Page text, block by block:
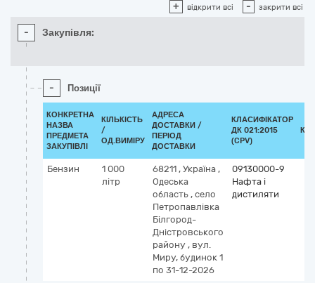
+ відкрити всі - закрити всі
- Закупівля:
- Позиції
КОНКРЕТНА
НАЗВА
ПРЕДМЕТА
ЗАКУПІВЛІ
КІЛЬКІСТЬ
/
ОД.ВИМІРУ
АДРЕСА
ДОСТАВКИ /
ПЕРІОД
ДОСТАВКИ
КЛАСИФІКАТОР
ДК 021:2015
(CPV)
Бензин
1 000
літр
68211 , Україна ,
Одеська
область , село
Петропавлівка
Білгород-
Дністровського
району , вул.
Миру, будинок 1
по 31-12-2026
09130000-9
Нафта і
дистиляти